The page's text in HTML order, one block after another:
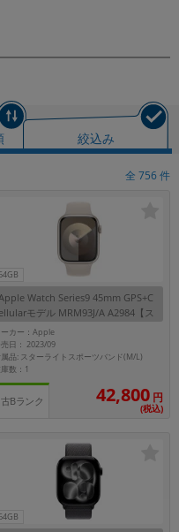
絞込み
全756件
Watch Series9 45mm GPS+C
ellularモデル MRM93J/A A2984【ス
ーライトアルミニウムケース/スタ
ライトスポーツバンド】
ーカー：Apple
日： 2023/09
品: スターライトスポーツバンド(M/L)
数：1
Bランク 42,800 円
(税込)